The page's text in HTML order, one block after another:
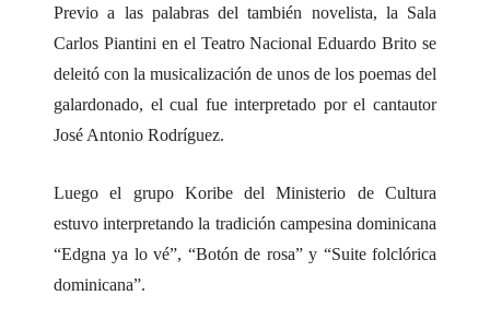
Previo a las palabras del también novelista, la Sala
Carlos Piantini en el Teatro Nacional Eduardo Brito se
deleitó con la musicalización de unos de los poemas del
galardonado, el cual fue interpretado por el cantautor
José Antonio Rodríguez.
Luego el grupo Koribe del Ministerio de Cultura
estuvo interpretando la tradición campesina dominicana
“Edgna ya lo vé”, “Botón de rosa” y “Suite folclórica
dominicana”.